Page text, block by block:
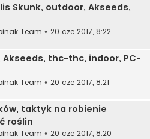
Skunk, outdoor, Akseeds,
Team « 20 cze 2017, 8:22
thc-thc, indoor, PC-
Team « 20 cze 2017, 8:21
taktyk na robienie
roślin
Team « 20 cze 2017, 8:20